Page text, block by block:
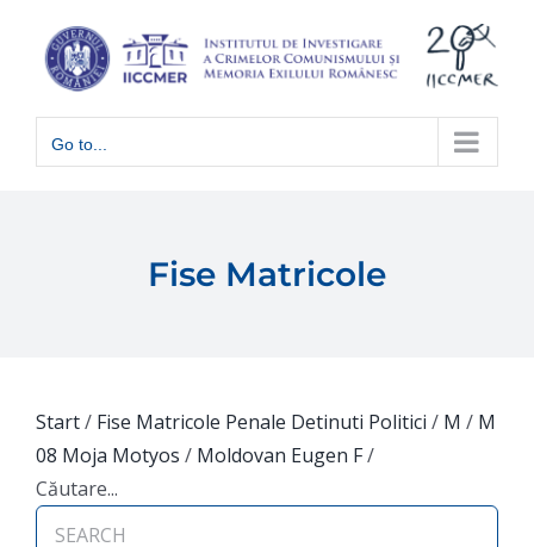
content
Go to...
Fise Matricole
Start/ Fise Matricole Penale Detinuti Politici / M / M
08 Moja Motyos / Moldovan Eugen F/
Căutare...